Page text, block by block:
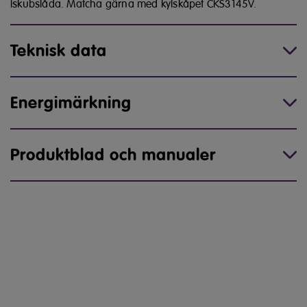
Iskubslåda. Matcha gärna med kylskåpet CKS3145V.
Teknisk data
Energimärkning
Produktblad och manualer